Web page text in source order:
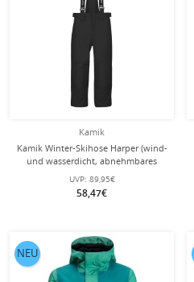
Kamik
Kamik Winter-Skihose Harper (wind-
und wasserdicht, abnehmbares
Träger-/Latz-System) schwarz Kinder
UVP: 89,95€
58,47€
NEU